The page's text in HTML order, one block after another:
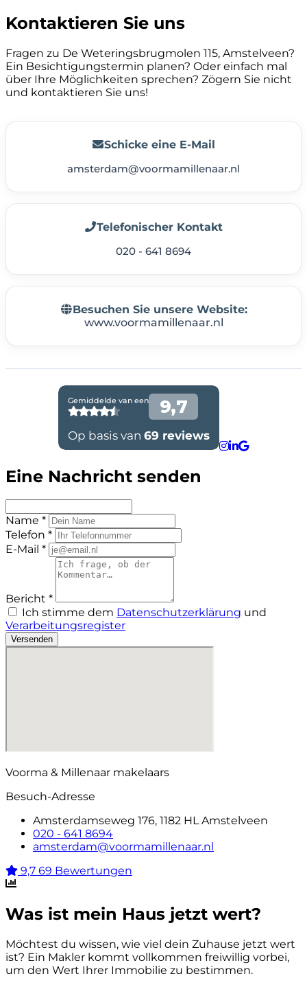
Kontaktieren Sie uns
Fragen zu De Weteringsbrugmolen 115, Amstelveen?
Ein Besichtigungstermin planen? Oder einfach mal
über Ihre Möglichkeiten sprechen? Zögern Sie nicht
und kontaktieren Sie uns!
Schicke eine E-Mail
amsterdam@voormamillenaar.nl
Telefonischer Kontakt
020 - 641 8694
Besuchen Sie unsere Website:
www.voormamillenaar.nl
Eine Nachricht senden
Name *
Telefon *
E-Mail *
Bericht *
Ich stimme dem Datenschutzerklärung und
Verarbeitungsregister
Versenden
Voorma & Millenaar makelaars
Besuch-Adresse
Amsterdamseweg 176, 1182 HL Amstelveen
020 - 641 8694
amsterdam@voormamillenaar.nl
9,7 69 Bewertungen
Was ist mein Haus jetzt wert?
Möchtest du wissen, wie viel dein Zuhause jetzt wert
ist? Ein Makler kommt vollkommen freiwillig vorbei,
um den Wert Ihrer Immobilie zu bestimmen.